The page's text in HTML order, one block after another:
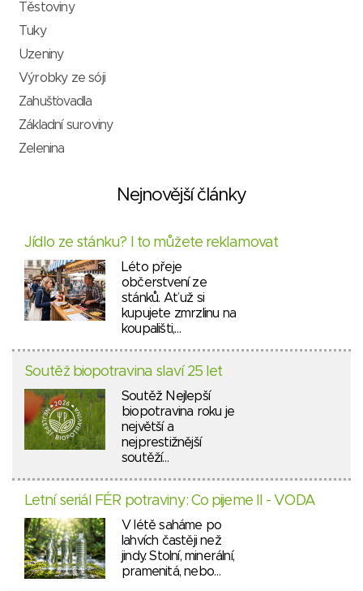
Těstoviny
Tuky
Uzeniny
Výrobky ze sóji
Zahušťovadla
Základní suroviny
Zelenina
Nejnovější články
Jídlo ze stánku? I to můžete reklamovat
Léto přeje
občerstvení ze
stánků. Ať už si
kupujete zmrzlinu na
koupališti,…
Soutěž biopotravina slaví 25 let
Soutěž Nejlepší
biopotravina roku je
největší a
nejprestižnější
soutěží…
Letní seriál FÉR potraviny: Co pijeme II - VODA
V létě saháme po
lahvích častěji než
jindy. Stolní, minerální,
pramenitá, nebo…